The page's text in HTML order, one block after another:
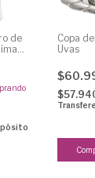
de
Copa
Uvas